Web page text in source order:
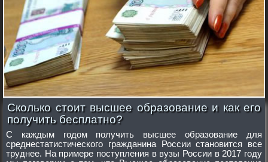
Сколько стоит высшее образование и как его
получить бесплатно?
С каждым годом получить высшее образование для
среднестатистического гражданина России становится все
труднее. На примере поступления в вузы России в 2017 году